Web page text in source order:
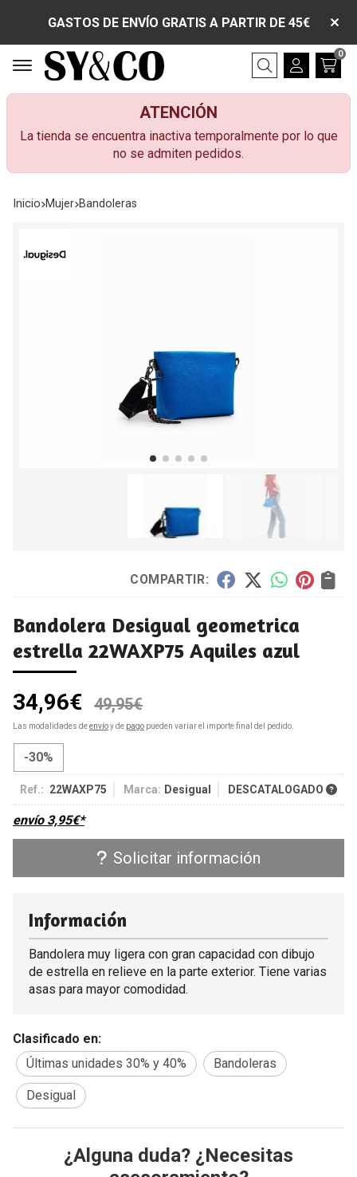
GASTOS DE ENVÍO GRATIS A PARTIR DE 45€
Buscar
0
ATENCIÓN
La tienda se encuentra inactiva temporalmente por lo que
no se admiten pedidos.
Inicio mujer bandoleras
COMPARTIR:
Bandolera Desigual geometrica
estrella 22WAXP75 Aquiles azul
34,96€ 49,95€
Las modalidades deenvíoy de pago pueden variar el importe final del pedido.
-30%
Ref.: 22WAXP75 Marca: Desigual DESCATALOGADO
envío 3,95€*
Solicitar información
Información
Bandolera muy ligera con gran capacidad con dibujo
de estrella en relieve en la parte exterior. Tiene varias
asas para mayor comodidad.
Clasificado en:
Últimas unidades 30% y 40%
Bandoleras
Desigual
¿Alguna duda? ¿Necesitas